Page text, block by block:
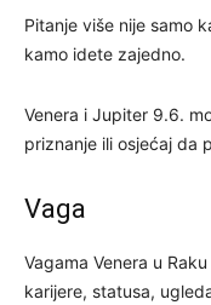
Pitanje više nije samo
kamo idete zajedno.
Venera i Jupiter 9.6.
priznanje ili osjećaj da
Vaga
Vagama Venera u
karijere, statusa,